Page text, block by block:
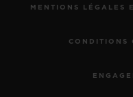
MENTIONS LÉGALES
CONDITIONS